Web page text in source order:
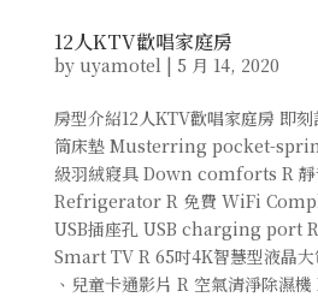
12人KTV歡唱家庭房
by uyamotel | 5 月 14, 2020
房型介紹12人KTV歡唱家庭房 即
筒床墊 Musterring pocket-
級羽絨寢具 Down comforts R
Refrigerator R 免費 WiFi
USB插座孔 USB charging port R
Smart TV R 65吋4K智慧型液晶
、兒童卡通影片 R 空氣清淨除濕